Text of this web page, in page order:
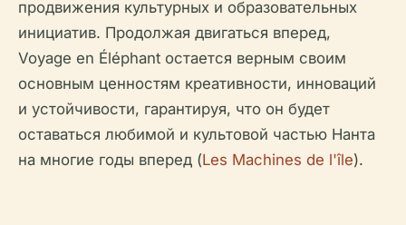
продвижения культурных и образовательных
инициатив. Продолжая двигаться вперед,
Voyage en Éléphant остается верным своим
основным ценностям креативности, инноваций
и устойчивости, гарантируя, что он будет
оставаться любимой и культовой частью Нанта
на многие годы вперед (Les Machines de l'île).